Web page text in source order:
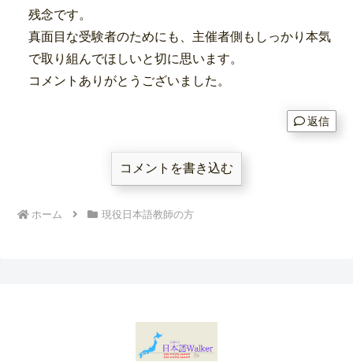
残念です。
真面目な受験者のためにも、主催者側もしっかり本気
で取り組んでほしいと切に思います。
コメントありがとうございました。
返信
コメントを書き込む
ホーム 現役日本語教師の方